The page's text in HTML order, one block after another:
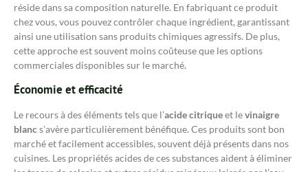
réside dans sa composition naturelle. En fabriquant ce produit
chez vous, vous pouvez contrôler chaque ingrédient, garantissant
ainsi une utilisation sans produits chimiques agressifs. De plus,
cette approche est souvent moins coûteuse que les options
commerciales disponibles sur le marché.
Économie et efficacité
Le recours à des éléments tels que l’acide citriqueet levinaigre
blancs’avère particulièrement bénéfique. Ces produits sont bon
marché et facilement accessibles, souvent déjà présents dans nos
cuisines. Les propriétés acides de ces substances aident à éliminer